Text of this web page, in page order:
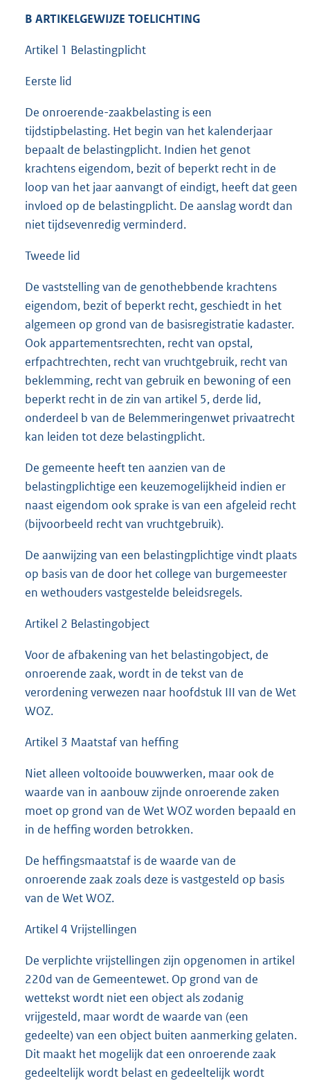
B ARTIKELGEWIJZE TOELICHTING
Artikel 1 Belastingplicht
Eerste lid
De onroerende-zaakbelasting is een
tijdstipbelasting. Het begin van het kalenderjaar
bepaalt de belastingplicht. Indien het genot
krachtens eigendom, bezit of beperkt recht in de
loop van het jaar aanvangt of eindigt, heeft dat geen
invloed op de belastingplicht. De aanslag wordt dan
niet tijdsevenredig verminderd.
Tweede lid
De vaststelling van de genothebbende krachtens
eigendom, bezit of beperkt recht, geschiedt in het
algemeen op grond van de basisregistratie kadaster.
Ook appartementsrechten, recht van opstal,
erfpachtrechten, recht van vruchtgebruik, recht van
beklemming, recht van gebruik en bewoning of een
beperkt recht in de zin van artikel 5, derde lid,
onderdeel b van de Belemmeringenwet privaatrecht
kan leiden tot deze belastingplicht.
De gemeente heeft ten aanzien van de
belastingplichtige een keuzemogelijkheid indien er
naast eigendom ook sprake is van een afgeleid recht
(bijvoorbeeld recht van vruchtgebruik).
De aanwijzing van een belastingplichtige vindt plaats
op basis van de door het college van burgemeester
en wethouders vastgestelde beleidsregels.
Artikel 2 Belastingobject
Voor de afbakening van het belastingobject, de
onroerende zaak, wordt in de tekst van de
verordening verwezen naar hoofdstuk III van de Wet
WOZ.
Artikel 3 Maatstaf van heffing
Niet alleen voltooide bouwwerken, maar ook de
waarde van in aanbouw zijnde onroerende zaken
moet op grond van de Wet WOZ worden bepaald en
in de heffing worden betrokken.
De heffingsmaatstaf is de waarde van de
onroerende zaak zoals deze is vastgesteld op basis
van de Wet WOZ.
Artikel 4 Vrijstellingen
De verplichte vrijstellingen zijn opgenomen in artikel
220d van de Gemeentewet. Op grond van de
wettekst wordt niet een object als zodanig
vrijgesteld, maar wordt de waarde van (een
gedeelte) van een object buiten aanmerking gelaten.
Dit maakt het mogelijk dat een onroerende zaak
gedeeltelijk wordt belast en gedeeltelijk wordt